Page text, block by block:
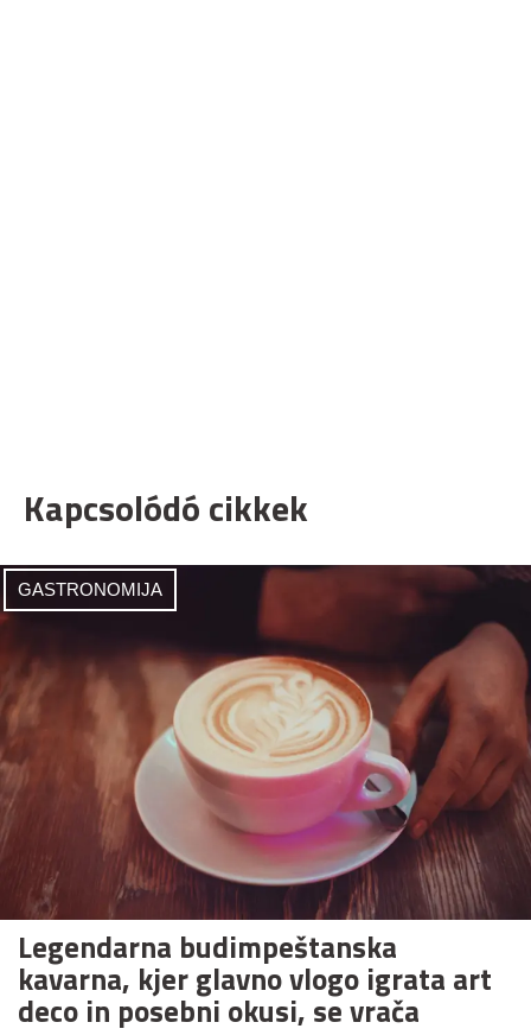
Kapcsolódó cikkek
GASTRONOMIJA
Legendarna budimpeštanska
kavarna, kjer glavno vlogo igrata art
deco in posebni okusi, se vrača